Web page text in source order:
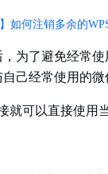
如何注销多余的
为了避免经常
己经常使用的微
就可以直接使用